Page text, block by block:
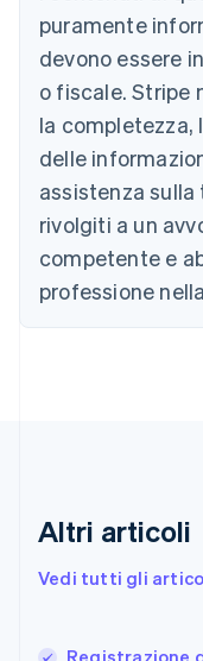
puramente
devono essere
o fiscale. Stripe
la
delle
assistenza
rivolgiti a un
competente e
professione
Altri articoli
Vedi tutti gli
Deutsch English
Belgio
Nederlands
PortuguêsEnglish
Bulgaria
English
Canada
English Français
Cina
Cipro
English
EnglishSvenska
FrançaisEnglish